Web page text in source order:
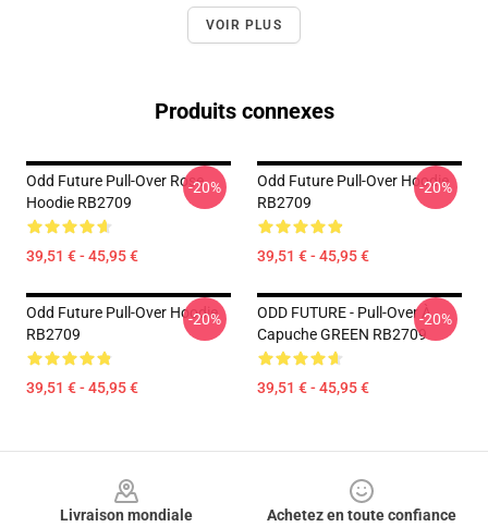
VOIR PLUS
Produits connexes
Odd Future Pull-Over Rose
Hoodie RB2709
39,51 € - 45,95 €
-20%
Odd Future Pull-Over Hoodie
RB2709
39,51 € - 45,95 €
-20%
Odd Future Pull-Over Hoodie
RB2709
39,51 € - 45,95 €
-20%
ODD FUTURE - Pull-Over À
Capuche GREEN RB2709
39,51 € - 45,95 €
-20%
Livraison mondiale
Achetez en toute confiance